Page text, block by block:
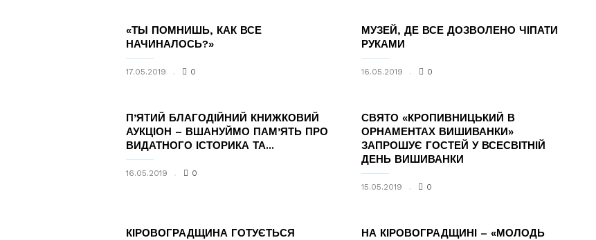
«ТЫ ПОМНИШЬ, КАК ВСЕ
НАЧИНАЛОСЬ?»
17.05.2019 0
МУЗЕЙ, ДЕ ВСЕ ДОЗВОЛЕНО ЧІПАТИ
РУКАМИ
16.05.2019 0
П’ЯТИЙ БЛАГОДІЙНИЙ КНИЖКОВИЙ
АУКЦІОН – ВШАНУЙМО ПАМ’ЯТЬ ПРО
ВИДАТНОГО ІСТОРИКА ТА...
16.05.2019 0
СВЯТО «КРОПИВНИЦЬКИЙ В
ОРНАМЕНТАХ ВИШИВАНКИ»
ЗАПРОШУЄ ГОСТЕЙ У ВСЕСВІТНІЙ
ДЕНЬ ВИШИВАНКИ
15.05.2019 0
КІРОВОГРАДЩИНА ГОТУЄТЬСЯ
НА КІРОВОГРАДЩИНІ – «МОЛОДЬ